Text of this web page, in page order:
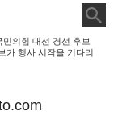
의힘 대선 경선 후보
가 행사 시작을 기다리